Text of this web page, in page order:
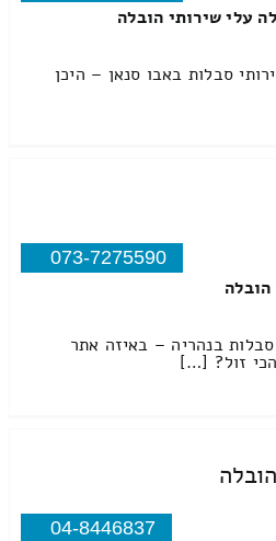
עלי שירותי הובלה
סבלות באבו סנאן – היכן
073-7275590
הובלה
סבלות בנהריה – באיזה אתר
זול? […]
04-8446837